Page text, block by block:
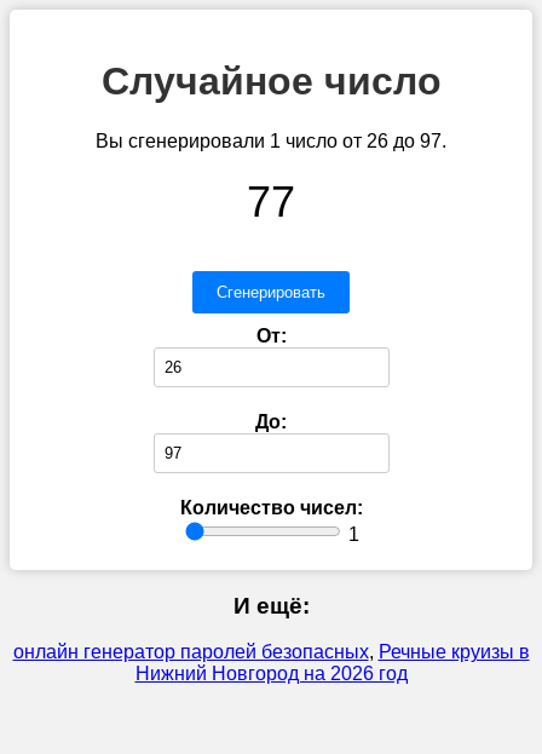
Случайное число
Вы сгенерировали 1 число от 26 до 97.
77
Сгенерировать
От:
До:
Количество чисел:
1
И ещё:
онлайн генератор паролей безопасных, Речные круизы в
Нижний Новгород на 2026 год